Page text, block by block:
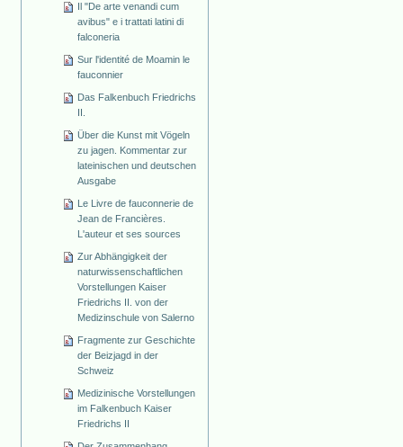
Il "De arte venandi cum
avibus" e i trattati latini di
falconeria
Sur l'identité de Moamin le
fauconnier
Das Falkenbuch Friedrichs
Über die Kunst mit Vögeln
zu jagen. Kommentar zur
lateinischen und deutschen
Ausgabe
Le Livre de fauconnerie de
Jean de Francières.
L'auteur et ses sources
Zur Abhängigkeit der
naturwissenschaftlichen
Vorstellungen Kaiser
Friedrichs II. von der
Medizinschule von Salerno
Fragmente zur Geschichte
der Beizjagd in der
Schweiz
Medizinische Vorstellungen
im Falkenbuch Kaiser
Friedrichs II